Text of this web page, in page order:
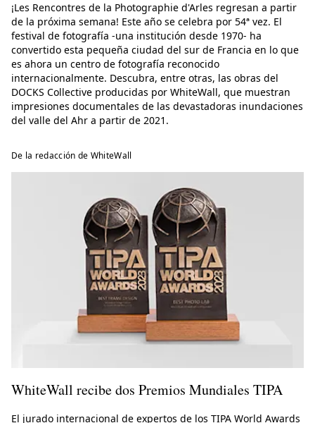
¡Les Rencontres de la Photographie d'Arles regresan a partir
de la próxima semana! Este año se celebra por 54ª vez. El
festival de fotografía -una institución desde 1970- ha
convertido esta pequeña ciudad del sur de Francia en lo que
es ahora un centro de fotografía reconocido
internacionalmente. Descubra, entre otras, las obras del
DOCKS Collective producidas por WhiteWall, que muestran
impresiones documentales de las devastadoras inundaciones
del valle del Ahr a partir de 2021.
De la redacción de WhiteWall
WhiteWall recibe dos Premios Mundiales TIPA
El jurado internacional de expertos de los TIPA World Awards